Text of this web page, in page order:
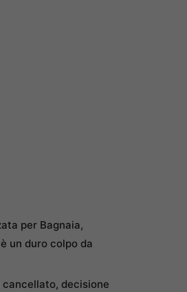
per Bagnaia,
un duro colpo da
cancellato, decisione